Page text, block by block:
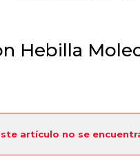
Hebilla
artículo no se